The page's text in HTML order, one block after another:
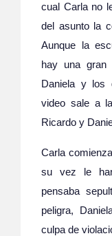
cual Carla no
del asunto la
Aunque la
hay una gran
Daniela y los
video sale a
Ricardo y
Carla
su vez le
pensaba
peligra,
culpa de